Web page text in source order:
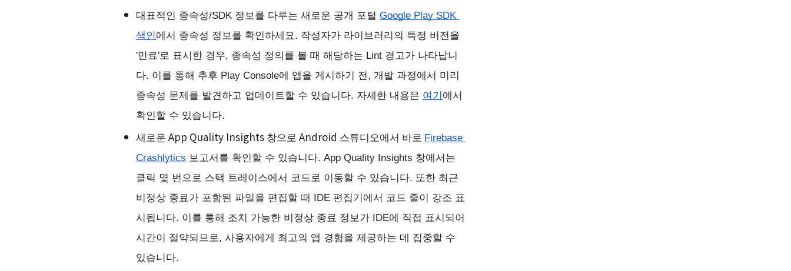
대표적인 종속성/SDK 정보를 다루는 새로운 공개 포털 Google Play SDK
색인 에서 종속성 정보를 확인하세요. 작성자가 라이브러리의 특정 버전을
'만료'로 표시한 경우, 종속성 정의를 볼 때 해당하는 Lint 경고가 나타납니
다. 이를 통해 추후 Play Console에 앱을 게시하기 전, 개발 과정에서 미리
종속성 문제를 발견하고 업데이트할 수 있습니다. 자세한 내용은 여기 에서
확인할 수 있습니다.
새로운 App Quality Insights 창으로 Android 스튜디오에서 바로 Firebase
Crashlytics 보고서를 확인할 수 있습니다. App Quality Insights 창에서는
클릭 몇 번으로 스택 트레이스에서 코드로 이동할 수 있습니다. 또한 최근
비정상 종료가 포함된 파일을 편집할 때 IDE 편집기에서 코드 줄이 강조 표
시됩니다. 이를 통해 조치 가능한 비정상 종료 정보가 IDE에 직접 표시되어
시간이 절약되므로, 사용자에게 최고의 앱 경험을 제공하는 데 집중할 수
있습니다.